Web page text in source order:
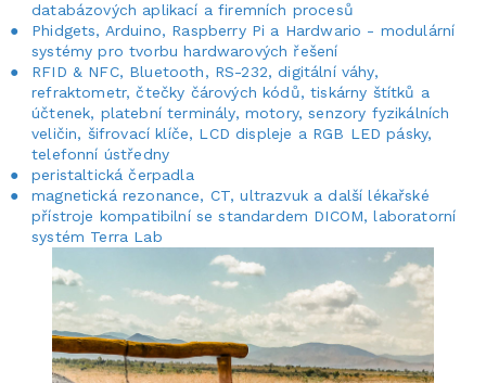
databázových aplikací a firemních procesů
Phidgets, Arduino, Raspberry Pi a Hardwario - modulární
systémy pro tvorbu hardwarových řešení
RFID & NFC, Bluetooth, RS-232, digitální váhy,
refraktometr, čtečky čárových kódů, tiskárny štítků a
účtenek, platební terminály, motory, senzory fyzikálních
veličin, šifrovací klíče, LCD displeje a RGB LED pásky,
telefonní ústředny
peristaltická čerpadla
magnetická rezonance, CT, ultrazvuk a další lékařské
přístroje kompatibilní se standardem DICOM, laboratorní
systém Terra Lab